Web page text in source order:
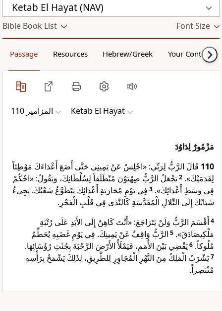
Ketab El Hayat (NAV)
Bible Book List Font Size
Passage Resources Hebrew/Greek Your Content
ﺍﻟﻤﺰﺍﻣﻴﺮ 110 Ketab El Hayat
مَزْمُورٌ لِدَاوُدَ
110 قَالَ الرَّبُّ لِرَبِّي: «اجْلِسْ عَنْ يَمِينِي حَتَّى أَضَعَ أَعْدَاءَكَ مَوْطِئاً
لِقَدَمَيْكَ». 2يَجْعَلُ الرَّبُّ صِهْيَوْنَ مُنْطَلَقاً لِسُلْطَانِكَ، وَيَقُولُ: «احْكُمْ
فِي وَسَطِ أَعْدَائِكَ». 3 فِي يَوْمِ مُحَارَبَةِ أَعْدَائِكَ يَتَطَوَّعُ شَعْبُكَ. يَجِيءُ
شَبَابُكَ إِلَى التِّلالِ الْمُقَدَّسَةِ كَالنَّدَى فِي قَلْبِ الْفَجْرِ.
4أَقْسَمَ الرَّبُّ وَلَنْ يَتَرَاجَعَ: «أَنْتَ كَاهِنٌ إِلَى الأَبَدِ عَلَى رُتْبَةِ
مَلْكِيصَادَقَ». 5 الرَّبُّ وَاقِفٌ عَنْ يَمِينِكَ. فِي يَوْمِ غَضَبِهِ يُحَطِّمُ
مُلُوكاً. 6يَقْضِي بَيْنَ الأُمَمِ، فَيَمْلَأُ الأَرْضَ الرَّحْبَةَ بِجُثَثِ رُؤَسَائِهَا.
7يَشْرَبُ الْمَلِكُ مِنَ النَّهْرِ الْمُجَاوِرِ لِلطَّرِيقِ، لِذَلِكَ يَشْمَخُ بِرَأْسِهِ
مُنْتَصِراً.